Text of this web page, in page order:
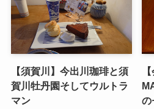
【須賀川】今出川珈琲と須
賀川牡丹園そしてウルトラ
マン
の